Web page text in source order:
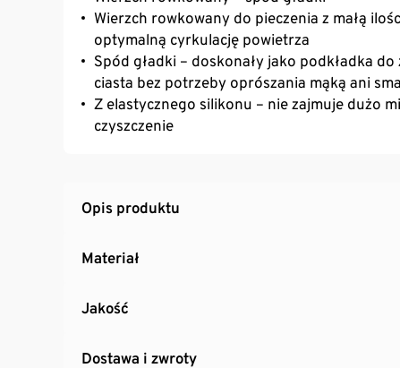
Wierzch rowkowany do pieczenia z małą
optymalną cyrkulację powietrza
Spód gładki – doskonały jako podkładka
ciasta bez potrzeby oprószania mąką ani
Z elastycznego silikonu – nie zajmuje dużo
czyszczenie
Opis produktu
Materiał
Jakość
Dostawa i zwroty